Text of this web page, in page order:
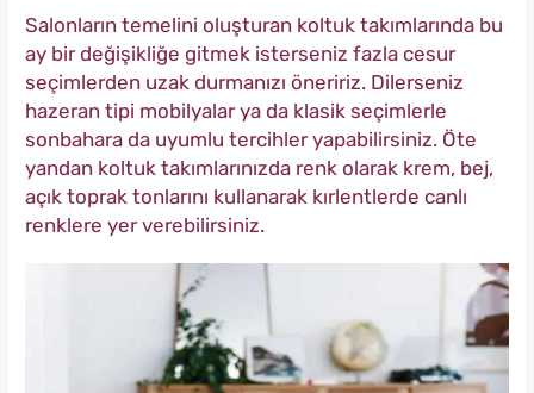
Salonların temelini oluşturan koltuk takımlarında bu
ay bir değişikliğe gitmek isterseniz fazla cesur
seçimlerden uzak durmanızı öneririz. Dilerseniz
hazeran tipi mobilyalar ya da klasik seçimlerle
sonbahara da uyumlu tercihler yapabilirsiniz. Öte
yandan koltuk takımlarınızda renk olarak krem, bej,
açık toprak tonlarını kullanarak kırlentlerde canlı
renklere yer verebilirsiniz.